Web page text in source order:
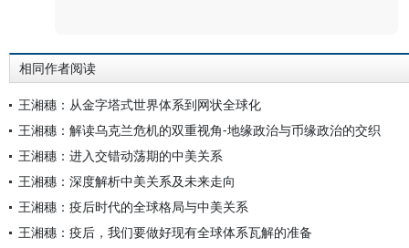
相同作者阅读
王湘穗：从金字塔式世界体系到网状全球化
王湘穗：解读乌克兰危机的双重视角-地缘政治与币缘政治的交织
王湘穗：进入交错动荡期的中美关系
王湘穗：深度解析中美关系及未来走向
王湘穗：疫后时代的全球格局与中美关系
王湘穗：疫后，我们要做好现有全球体系瓦解的准备